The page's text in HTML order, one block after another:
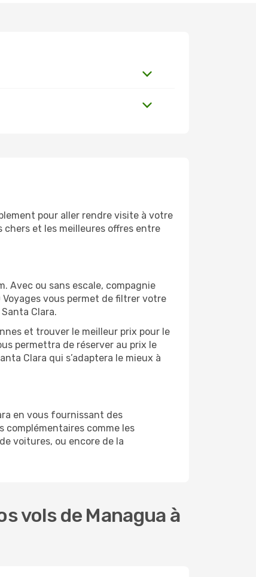
pour aller rendre visite à votre
chers et les meilleures offres entre
Avec ou sans escale, compagnie
vous permet de filtrer votre
Clara.
et trouver le meilleur prix pour le
permettra de réserver au prix le
Clara qui s’adaptera le mieux à
en vous fournissant des
complémentaires comme les
voitures, ou encore de la
vols de Managua à